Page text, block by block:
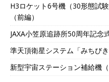
H3ロケット6号機（30形態試
（前編）
JAXA小笠原追跡所50周年記念
準天頂衛星システム「みちび
新型宇宙ステーション補給機